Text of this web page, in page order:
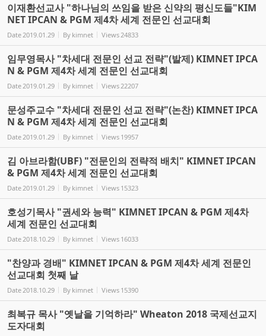
이재환선교사 "하나님의 쓰임을 받은 신약의 평신도들"KIM
NET IPCAN & PGM 제4차 세계 전문인 선교대회
Date2019.01.29 By kimnet Views24833
임무영목사 "차세대 전문인 선교 전략"(발제) KIMNET IPCA
N & PGM 제4차 세계 전문인 선교대회
Date2019.01.29 By kimnet Views22207
문성주교수 "차세대 전문인 선교 전략"(논찬) KIMNET IPCA
N & PGM 제4차 세계 전문인 선교대회
Date2019.01.29 By kimnet Views 19957
김 아브라함(UBF) "전문인의 전략적 배치" KIMNET IPCAN
& PGM 제4차 세계 전문인 선교대회
Date2019.01.29 By kimnet Views 15323
호성기목사 "권세와 능력" KIMNET IPCAN & PGM 제4차
세계 전문인 선교대회
Date2018.10.29 By kimnet Views 16033
"찬양과 경배" KIMNET IPCAN & PGM 제4차 세계 전문인
선교대회 첫째 날
Date2018.10.29 By kimnet Views 15390
최복규 목사 "옛날을 기억하라" Wheaton 2018 국제선교지
도자대회